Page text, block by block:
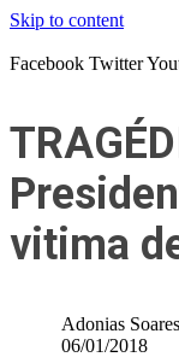
Skip to content
Facebook Twitter
vitima
Adonias Soares
06/01/2018